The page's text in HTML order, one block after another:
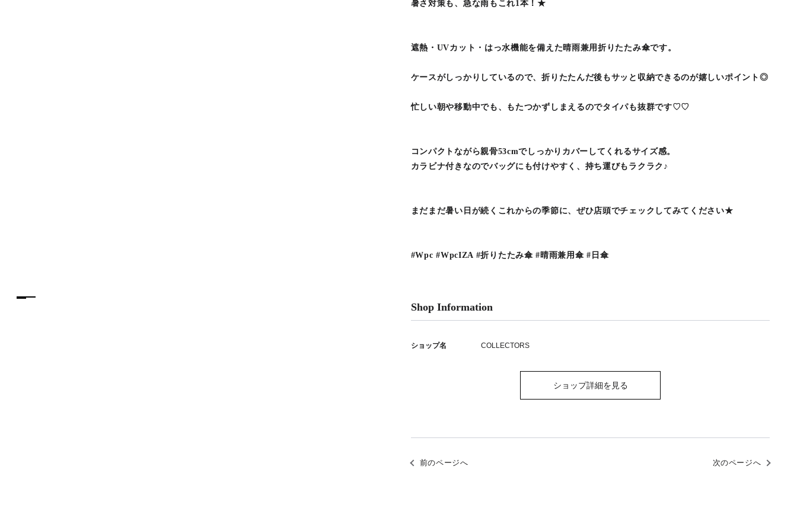
暑さ対策も、急な雨もこれ1本！★
遮熱・UVカット・はっ水機能を備えた晴雨兼用折りたたみ傘です。
ケースがしっかりしているので、折りたたんだ後もサッと収納できるのが嬉しいポイント◎
忙しい朝や移動中でも、もたつかずしまえるのでタイパも抜群です♡♡
コンパクトながら親骨53cmでしっかりカバーしてくれるサイズ感。
カラビナ付きなのでバッグにも付けやすく、持ち運びもラクラク♪
まだまだ暑い日が続くこれからの季節に、ぜひ店頭でチェックしてみてください★
#Wpc #WpcIZA #折りたたみ傘 #晴雨兼用傘 #日傘
Shop Information
ショップ名 COLLECTORS
ショップ詳細を見る
前のページへ 次のページへ